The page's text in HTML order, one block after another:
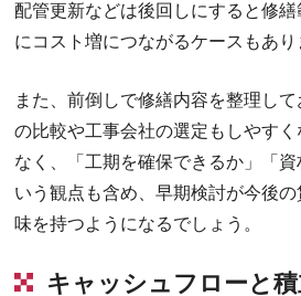
配管更新などは後回しにすると修
にコスト増につながるケースもあり
また、前倒しで修繕内容を整理し
の比較や工事会社の選定もしやす
なく、「工期を確保できるか」「
いう観点も含め、早期検討が今後
味を持つようになるでしょう。
キャッシュフローと